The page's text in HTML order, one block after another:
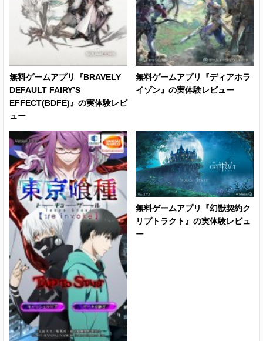
無料ゲームアプリ『BRAVELY
DEFAULT FAIRY’S
EFFECT(BDFE)』の実体験レビ
ュー
無料ゲームアプリ『ディアホラ
イゾン』の実体験レビュー
無料ゲームアプリ『幻獣契約ク
リプトラクト』の実体験レビュ
ー